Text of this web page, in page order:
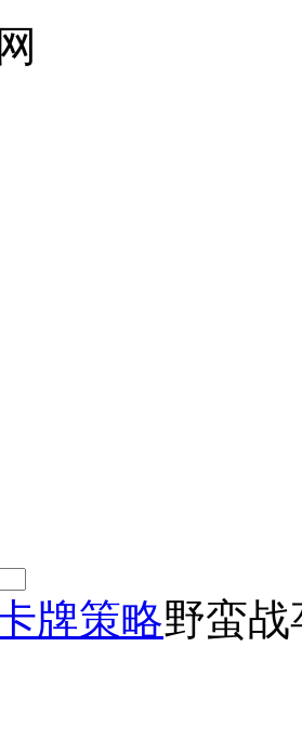
牌策略野蛮战